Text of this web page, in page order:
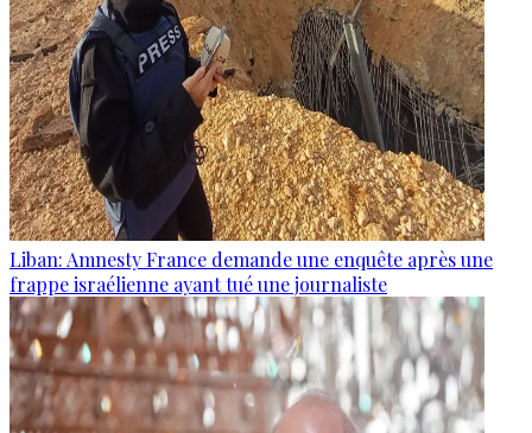
Liban: Amnesty France demande une enquête après une
frappe israélienne ayant tué une journaliste